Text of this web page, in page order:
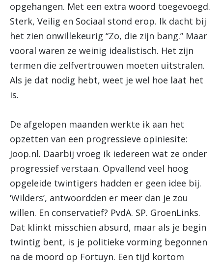
opgehangen. Met een extra woord toegevoegd.
Sterk, Veilig en Sociaal stond erop. Ik dacht bij
het zien onwillekeurig “Zo, die zijn bang.” Maar
vooral waren ze weinig idealistisch. Het zijn
termen die zelfvertrouwen moeten uitstralen.
Als je dat nodig hebt, weet je wel hoe laat het
is.
De afgelopen maanden werkte ik aan het
opzetten van een progressieve opiniesite:
Joop.nl. Daarbij vroeg ik iedereen wat ze onder
progressief verstaan. Opvallend veel hoog
opgeleide twintigers hadden er geen idee bij.
‘Wilders’, antwoordden er meer dan je zou
willen. En conservatief? PvdA. SP. GroenLinks.
Dat klinkt misschien absurd, maar als je begin
twintig bent, is je politieke vorming begonnen
na de moord op Fortuyn. Een tijd kortom